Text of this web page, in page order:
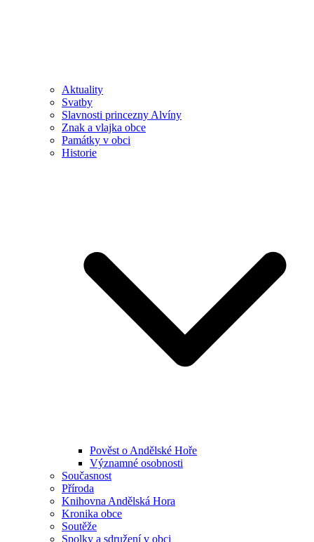
Aktuality
Svatby
Slavnosti princezny Alvíny
Znak a vlajka obce
Památky v obci
Historie
Pověst o Andělské Hoře
Významné osobnosti
Současnost
Příroda
Knihovna Andělská Hora
Kronika obce
Soutěže
Spolky a sdružení v obci